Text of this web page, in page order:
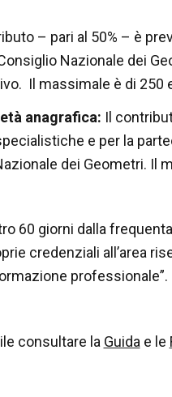
– pari al 50% – è
Nazionale dei
Il massimale è di 250
anagrafica: Il
e per la
dei Geometri. Il
60 giorni dalla
credenziali all’area
professionale”.
consultare la Guida e le